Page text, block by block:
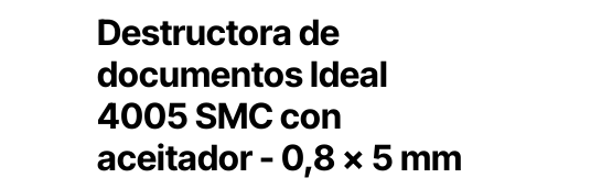
Destructora de
documentos Ideal
4005 SMC con
aceitador - 0,8 x 5 mm